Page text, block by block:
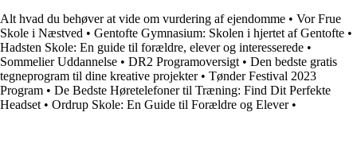
Alt hvad du behøver at vide om vurdering af ejendomme • Vor Frue
Skole i Næstved • Gentofte Gymnasium: Skolen i hjertet af Gentofte •
Hadsten Skole: En guide til forældre, elever og interesserede •
Sommelier Uddannelse • DR2 Programoversigt • Den bedste gratis
tegneprogram til dine kreative projekter• Tønder Festival 2023
Program • De Bedste Høretelefoner til Træning: Find Dit Perfekte
Headset • Ordrup Skole: En Guide til Forældre og Elever•